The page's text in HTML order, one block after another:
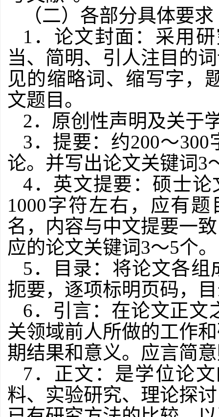
（二）各部分具体要求
1 ．论文封面：采用
当、简明、引人注目的
见的缩略词、缩写字，
文题目。
2．原创性声明及关于
3 ．提要：约200～300
论。并写出论文关键词3
4 ．英文提要：硕士
1000字符左右，应有
名，内容与中文提要一
应的论文关键词3～5个。
5 ．目录：将论文各组
扼要，逐项标明页码，
6．引言：在论文正文
关领域前人所做的工作
期结果和意义。应言简
7 ．正文：是学位论
料、实验研究、理论探